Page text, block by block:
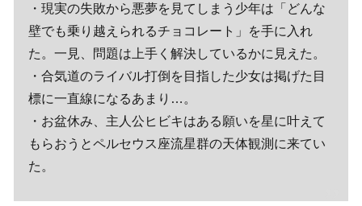
・現実の失敗から悪夢を見てしまう少年は「どんな
壁でも乗り越えられるチョコレート」を手に入れ
た。一見、問題は上手く解決しているかに見えた。
・合気道のライバル打倒を目指した少女は掲げた目
標に一直線になるあまり…。
・お盆休み、主人公ヒビキはある願いを星に叶えて
もらおうとペルセウス座流星群の天体観測に来てい
た。